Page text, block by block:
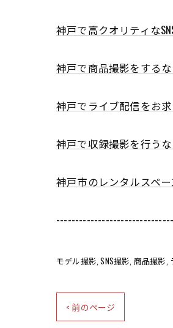
神戸で高クオリティな
神戸で商品撮影をするな
神戸で​ライブ配信をお
神戸で収録撮影を行うな
神戸市のレンタルスペー
モデル撮影 SNS撮影 商品撮影
< 前のページ